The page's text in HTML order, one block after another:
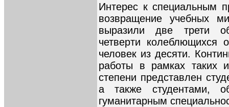
Интерес к специальным
возвращение учебных
выразили две трети
четверти колеблющихся
человек из десяти.
работы в рамках таких
степени представлен
а также студентами,
гуманитарным